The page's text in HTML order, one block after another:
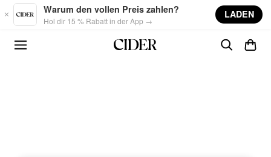
Skip to main content
Warum den vollen Preis zahlen?
Hol dir 15 % Rabatt in der App →
LADEN